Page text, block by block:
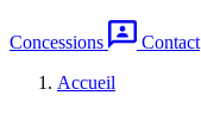
Concessions
Contact
Accueil